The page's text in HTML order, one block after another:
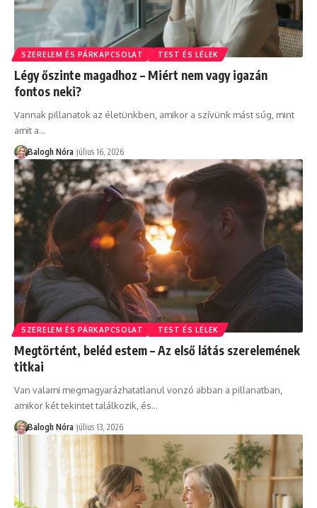
SZERELEM ÉS PÁRKAPCSOLAT TEST ÉS LÉLEK
Légy őszinte magadhoz – Miért nem vagy igazán
fontos neki?
Vannak pillanatok az életünkben, amikor a szívünk mást súg, mint
amit a…
Balogh Nóra július 16, 2026
SZERELEM ÉS PÁRKAPCSOLAT TEST ÉS LÉLEK
Megtörtént, beléd estem – Az első látás szerelemének
titkai
Van valami megmagyarázhatatlanul vonzó abban a pillanatban,
amikor két tekintet találkozik, és…
Balogh Nóra július 13, 2026